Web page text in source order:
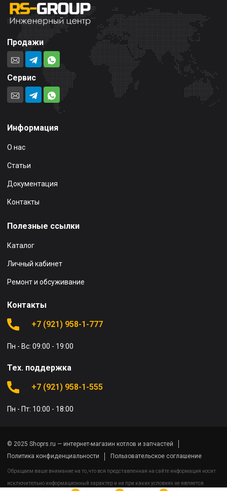
Продажи
Сервис
Информация
О нас
Статьи
Документация
Контакты
Полезные ссылки
Каталог
Личный кабинет
Ремонт и обсуживание
Контакты
+7 (921) 958-1-777
Пн - Вс: 09:00 - 19:00
Тех. поддержка
+7 (921) 958-1-555
Пн - Пт: 10:00 - 18:00
© 2025 Shoprs.ru — интернет-магазин котлов и запчастей
Политика конфиденциальности
Пользовательское соглашение
Обращаем ваше внимание на то, что вся представленная на сайте информация носит
исключительно информационный характер и ни при каких условиях не является